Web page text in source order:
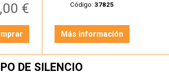
€ Código:37825
Más información
DE SILENCIO